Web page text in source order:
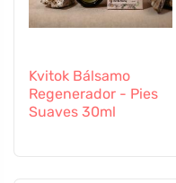
Kvitok Bálsamo
Regenerador - Pies
Suaves 30ml